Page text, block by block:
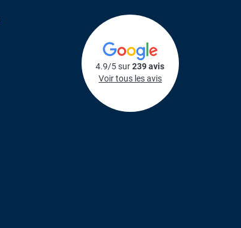
4.9/5 sur239 avis
Voir tous les avis